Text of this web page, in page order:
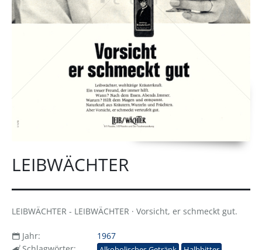
LEIBWÄCHTER
LEIBWÄCHTER - LEIBWÄCHTER · Vorsicht, er schmeckt gut.
Jahr:
1967